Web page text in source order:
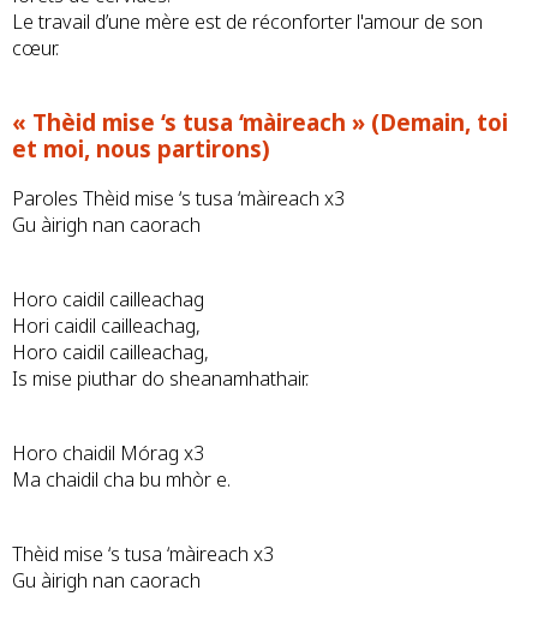
Le travail d’une mère est de réconforter l'amour de son
cœur.
« Thèid mise ‘s tusa ‘màireach » (Demain, toi
et moi, nous partirons)
Paroles Thèid mise ‘s tusa ‘màireach x3
Gu àirigh nan caorach
Horo caidil cailleachag
Hori caidil cailleachag,
Horo caidil cailleachag,
Is mise piuthar do sheanamhathair.
Horo chaidil Mórag x3
Ma chaidil cha bu mhòr e.
Thèid mise ‘s tusa ‘màireach x3
Gu àirigh nan caorach